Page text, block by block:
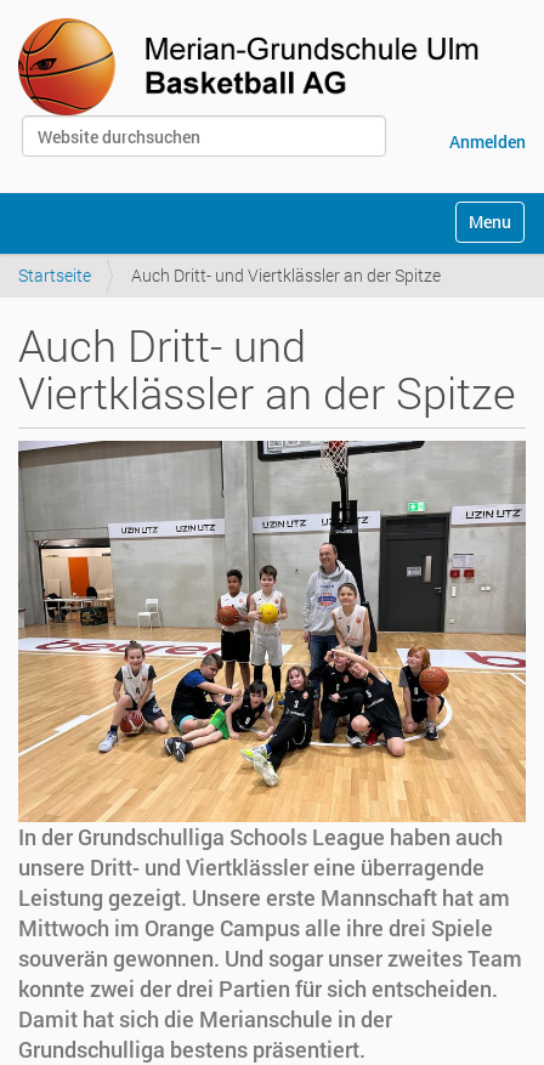
Website durchsuchen
Anmelden
k
Toggle
Startseite Auch Dritt- und Viertklässler an der Spitze
Auch Dritt- und
Viertklässler an der Spitze
In der Grundschulliga Schools League haben auch
unsere Dritt- und Viertklässler eine überragende
Leistung gezeigt. Unsere erste Mannschaft hat am
Mittwoch im Orange Campus alle ihre drei Spiele
souverän gewonnen. Und sogar unser zweites Team
konnte zwei der drei Partien für sich entscheiden.
Damit hat sich die Merianschule in der
Grundschulliga bestens präsentiert.